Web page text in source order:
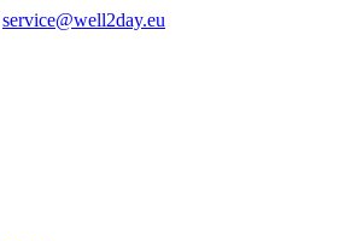
service@well2day.eu